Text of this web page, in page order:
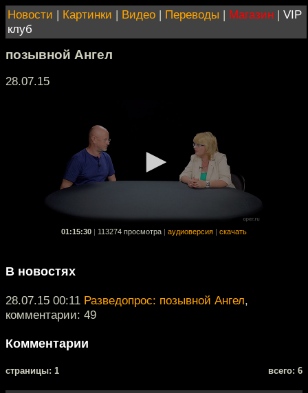
Новости | Картинки | Видео | Переводы | Магазин | VIP
клуб
позывной Ангел
28.07.15
01:15:30 113274 просмотра аудиоверсия скачать
В новостях
28.07.15 00:11 Разведопрос: позывной Ангел,
комментарии: 49
Комментарии
cтраницы: 1 всего: 6